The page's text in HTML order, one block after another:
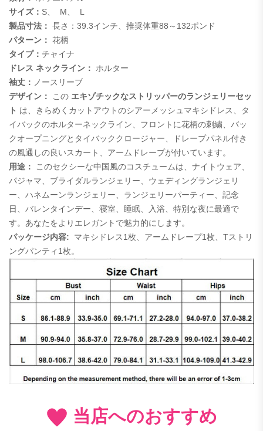
サイズ： S、 M、 L
製品寸法： 長さ：39.3インチ、推奨体重88～132ポンド
パターン： 花柄
タイプ： チャイナ
ドレス ネックライン：
ホルター
袖丈： ノースリーブ
デザイン：
この エキゾチックなストリッパーのランジェリーセッ
ト は、きらめくカットアウトのシアーメッシュマキシドレス、タ
イバックのホルターネックライン、フロントに花柄の刺繍、バッ
クオープニングとタイバッククロージャー、ドレープパネル付き
の風通しの良いスカート、アームドレープが付いています。
用途：
このセクシーな中国風のコスチュームは、ナイトウェア、
パジャマ、ブライダルランジェリー、ウェディングランジェリ
ー、ハネムーンランジェリー、ランジェリーパーティー、記念
日、バレンタインデー、寝室、睡眠、入浴、特別な夜に最適で
す。あなたをよりエレガントで魅力的にします。
パッケージ内容: マキシドレス1枚、アームドレープ1枚、Tストリ
ングパンティ1枚。
当店へのおすすめ